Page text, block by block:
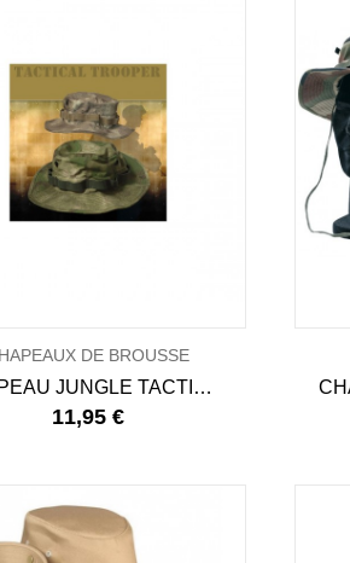
DE BROUSSE
CHAPEAU JUNGLE TACTICAL TROOPER
11,95 €